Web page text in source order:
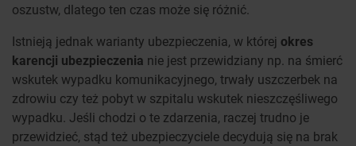
oszustw, dlatego ten czas może się różnić.
Istnieją jednak warianty ubezpieczenia, w której okres
karencji ubezpieczenia nie jest przewidziany np. na śmierć
wskutek wypadku komunikacyjnego, trwały uszczerbek na
zdrowiu czy też pobyt w szpitalu wskutek nieszczęśliwego
wypadku. Jeśli chodzi o te zdarzenia, raczej trudno je
przewidzieć, stąd też ubezpieczyciele decydują się na brak